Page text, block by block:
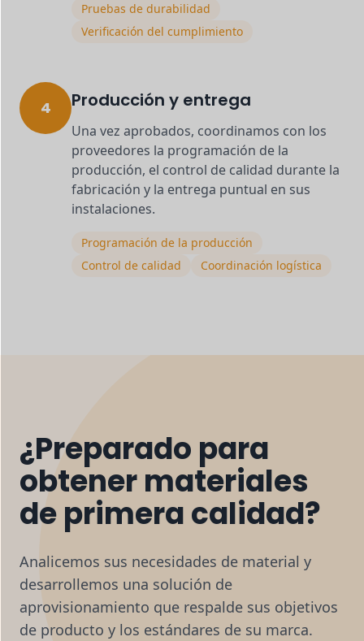
Pruebas de durabilidad
Verificación del cumplimiento
4 Producción y entrega
Una vez aprobados, coordinamos con los
proveedores la programación de la
producción, el control de calidad durante la
fabricación y la entrega puntual en sus
instalaciones.
Programación de la producción
Control de calidad
Coordinación logística
¿Preparado para
obtener materiales
de primera calidad?
Analicemos sus necesidades de material y
desarrollemos una solución de
aprovisionamiento que respalde sus objetivos
de producto y los estándares de su marca.